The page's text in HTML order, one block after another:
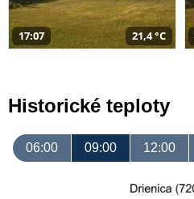
17:07 21,4 °C
Historické teploty
06:00 09:00 12:00